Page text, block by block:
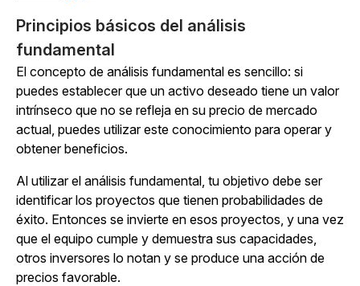
Principios básicos del análisis
fundamental
El concepto de análisis fundamental es sencillo: si
puedes establecer que un activo deseado tiene un valor
intrínseco que no se refleja en su precio de mercado
actual, puedes utilizar este conocimiento para operar y
obtener beneficios.
Al utilizar el análisis fundamental, tu objetivo debe ser
identificar los proyectos que tienen probabilidades de
éxito. Entonces se invierte en esos proyectos, y una vez
que el equipo cumple y demuestra sus capacidades,
otros inversores lo notan y se produce una acción de
precios favorable.